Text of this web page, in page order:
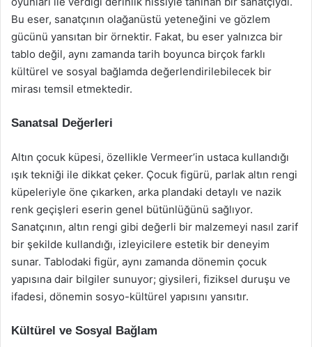
Bu eser, sanatçının olağanüstü yeteneğini ve gözlem
gücünü yansıtan bir örnektir. Fakat, bu eser yalnızca bir
tablo değil, aynı zamanda tarih boyunca birçok farklı
kültürel ve sosyal bağlamda değerlendirilebilecek bir
mirası temsil etmektedir.
Sanatsal Değerleri
Altın çocuk küpesi, özellikle Vermeer’in ustaca kullandığı
ışık tekniği ile dikkat çeker. Çocuk figürü, parlak altın rengi
küpeleriyle öne çıkarken, arka plandaki detaylı ve nazik
renk geçişleri eserin genel bütünlüğünü sağlıyor.
Sanatçının, altın rengi gibi değerli bir malzemeyi nasıl zarif
bir şekilde kullandığı, izleyicilere estetik bir deneyim
sunar. Tablodaki figür, aynı zamanda dönemin çocuk
yapısına dair bilgiler sunuyor; giysileri, fiziksel duruşu ve
ifadesi, dönemin sosyo-kültürel yapısını yansıtır.
Kültürel ve Sosyal Bağlam